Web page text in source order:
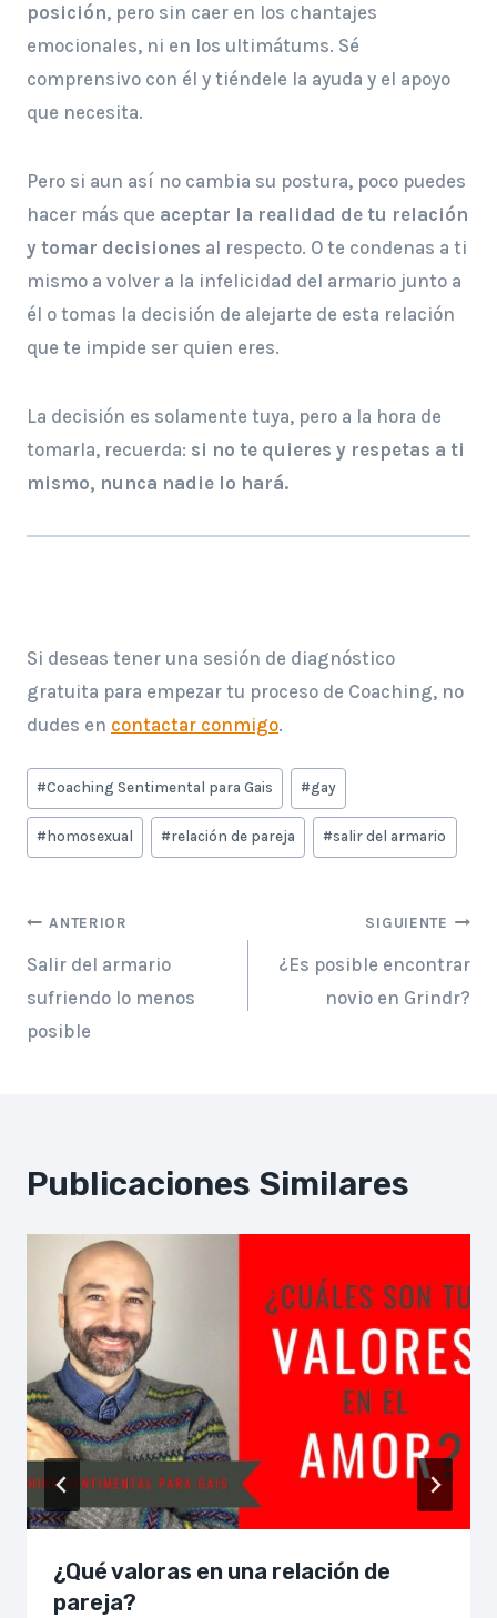
posición, pero sin caer en los chantajes
emocionales, ni en los ultimátums. Sé
comprensivo con él y tiéndele la ayuda y el apoyo
que necesita.
Pero si aun así no cambia su postura, poco puedes
hacer más que aceptar la realidad de tu relación
y tomar decisiones al respecto. O te condenas a ti
mismo a volver a la infelicidad del armario junto a
él o tomas la decisión de alejarte de esta relación
que te impide ser quien eres.
La decisión es solamente tuya, pero a la hora de
tomarla, recuerda: si no te quieres y respetas a ti
mismo, nunca nadie lo hará.
Si deseas tener una sesión de diagnóstico
gratuita para empezar tu proceso de Coaching, no
dudes en contactar conmigo.
Etiquetas
de
la
#Coaching Sentimental para Gais #gay
# homosexual #relación de pareja #salir del armario
Navegación
de
entradas
ANTERIOR
Salir del armario
sufriendo lo menos
posible
SIGUIENTE
¿Es posible encontrar
novio en Grindr?
Publicaciones Similares
¿Qué valoras en una relación de
pareja?